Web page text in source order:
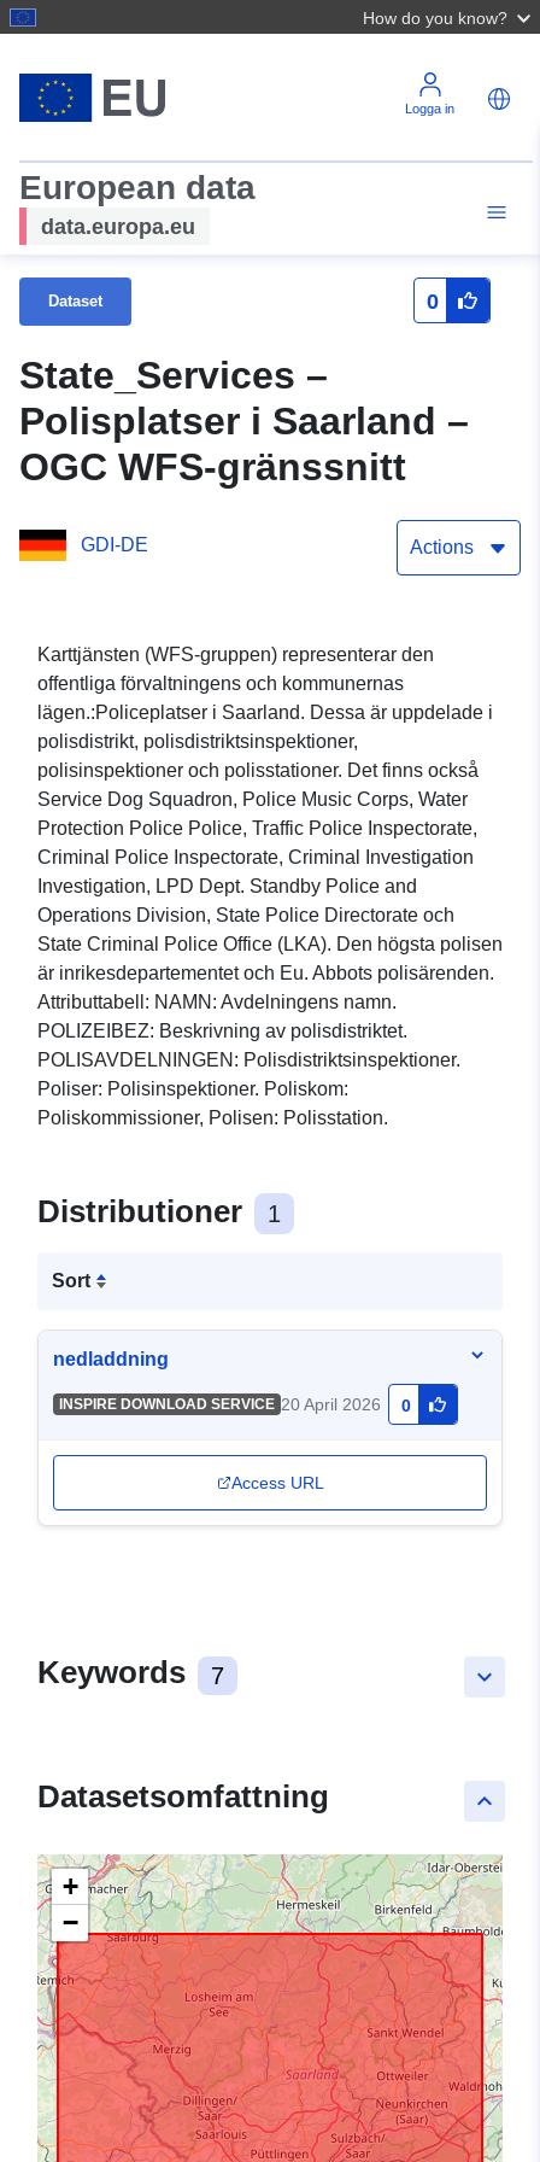
How do you know?
Logga in
European data
data.europa.eu
Dataset 0
State_Services –
Polisplatser i Saarland –
OGC WFS-gränssnitt
GDI-DE Actions
Karttjänsten (WFS-gruppen) representerar den
offentliga förvaltningens och kommunernas
lägen.:Policeplatser i Saarland. Dessa är uppdelade i
polisdistrikt, polisdistriktsinspektioner,
polisinspektioner och polisstationer. Det finns också
Service Dog Squadron, Police Music Corps, Water
Protection Police Police, Traffic Police Inspectorate,
Criminal Police Inspectorate, Criminal Investigation
Investigation, LPD Dept. Standby Police and
Operations Division, State Police Directorate och
State Criminal Police Office (LKA). Den högsta polisen
är inrikesdepartementet och Eu. Abbots polisärenden.
Attributtabell: NAMN: Avdelningens namn.
POLIZEIBEZ: Beskrivning av polisdistriktet.
POLISAVDELNINGEN: Polisdistriktsinspektioner.
Poliser: Polisinspektioner. Poliskom:
Poliskommissioner, Polisen: Polisstation.
Distributioner 1
Sort
nedladdning
INSPIRE DOWNLOAD SERVICE 20 April 2026 0
Access URL
keyboard_arrow_down
Keywords 7
keyboard_arrow_up
Datasetsomfattning
+
−